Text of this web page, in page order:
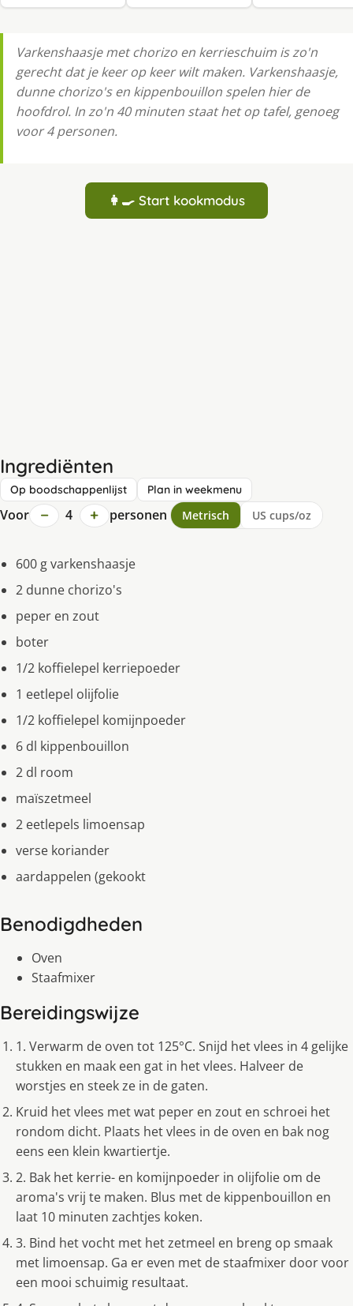
Varkenshaasje met chorizo en kerrieschuim is zo'n
gerecht dat je keer op keer wilt maken. Varkenshaasje,
dunne chorizo's en kippenbouillon spelen hier de
hoofdrol. In zo'n 40 minuten staat het op tafel, genoeg
voor 4 personen.
👩‍🍳 Start kookmodus
Ingrediënten
Op boodschappenlijst Plan in weekmenu
Voor − 4 + personen Metrisch US cups/oz
600 g varkenshaasje
2 dunne chorizo's
peper en zout
boter
1/2 koffielepel kerriepoeder
1 eetlepel olijfolie
1/2 koffielepel komijnpoeder
6 dl kippenbouillon
2 dl room
maïszetmeel
2 eetlepels limoensap
verse koriander
aardappelen (gekookt
Benodigdheden
Oven
Staafmixer
Bereidingswijze
1. Verwarm de oven tot 125°C. Snijd het vlees in 4 gelijke
stukken en maak een gat in het vlees. Halveer de
worstjes en steek ze in de gaten.
Kruid het vlees met wat peper en zout en schroei het
rondom dicht. Plaats het vlees in de oven en bak nog
eens een klein kwartiertje.
2. Bak het kerrie- en komijnpoeder in olijfolie om de
aroma's vrij te maken. Blus met de kippenbouillon en
laat 10 minuten zachtjes koken.
3. Bind het vocht met het zetmeel en breng op smaak
met limoensap. Ga er even met de staafmixer door voor
een mooi schuimig resultaat.